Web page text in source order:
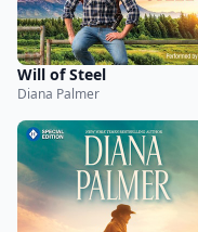
Will of Steel
Diana Palmer